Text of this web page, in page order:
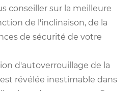
conseiller sur la meilleure
de l'inclinaison, de la
de sécurité de votre
d'autoverrouillage de la
révélée inestimable dans